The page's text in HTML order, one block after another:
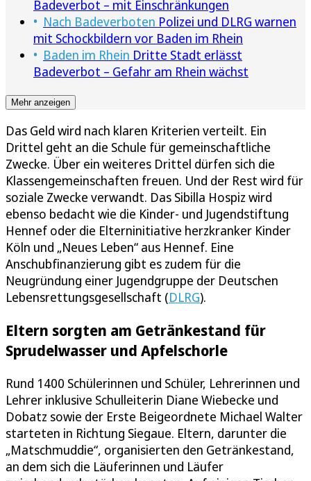
Badeverbot – mit Einschränkungen
Nach Badeverboten Polizei und DLRG warnen
mit Schockbildern vor Baden im Rhein
Baden im Rhein Dritte Stadt erlässt
Badeverbot – Gefahr am Rhein wächst
Mehr anzeigen
Das Geld wird nach klaren Kriterien verteilt. Ein
Drittel geht an die Schule für gemeinschaftliche
Zwecke. Über ein weiteres Drittel dürfen sich die
Klassengemeinschaften freuen. Und der Rest wird für
soziale Zwecke verwandt. Das Sibilla Hospiz wird
ebenso bedacht wie die Kinder- und Jugendstiftung
Hennef oder die Elterninitiative herzkranker Kinder
Köln und „Neues Leben“ aus Hennef. Eine
Anschubfinanzierung gibt es zudem für die
Neugründung einer Jugendgruppe der Deutschen
Lebensrettungsgesellschaft (DLRG).
Eltern sorgten am Getränkestand für
Sprudelwasser und Apfelschorle
Rund 1400 Schülerinnen und Schüler, Lehrerinnen und
Lehrer inklusive Schulleiterin Diane Wiebecke und
Dobatz sowie der Erste Beigeordnete Michael Walter
starteten in Richtung Siegaue. Eltern, darunter die
„Matschmuddie“, organisierten den Getränkestand,
an dem sich die Läuferinnen und Läufer